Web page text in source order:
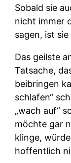
Sobald sie
nicht immer
sagen, ist
Das geilste
Tatsache,
beibringen
schlafen“
„wach auf“
möchte gar
klinge,
hoffentlich